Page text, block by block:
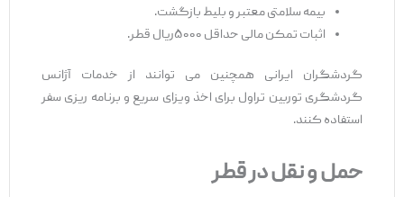
بیمه سلامتی معتبر و بلیط بازگشت.
اثبات تمکن مالی حداقل ۵۰۰۰ریال قطر.
گردشگران ایرانی همچنین می ‌توانند از خدمات آژانس
گردشگری توربین تراول برای اخذ ویزای سریع و برنامه‌ ریزی سفر
استفاده کنند.
حمل و نقل در قطر